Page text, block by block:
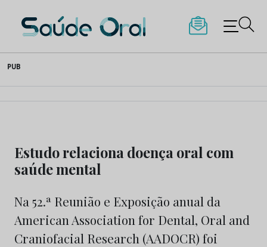
to
content
Saúde Oral
PUB
Estudo relaciona doença oral com
saúde mental
Na 52.ª Reunião e Exposição anual da
American Association for Dental, Oral and
Craniofacial Research (AADOCR) foi